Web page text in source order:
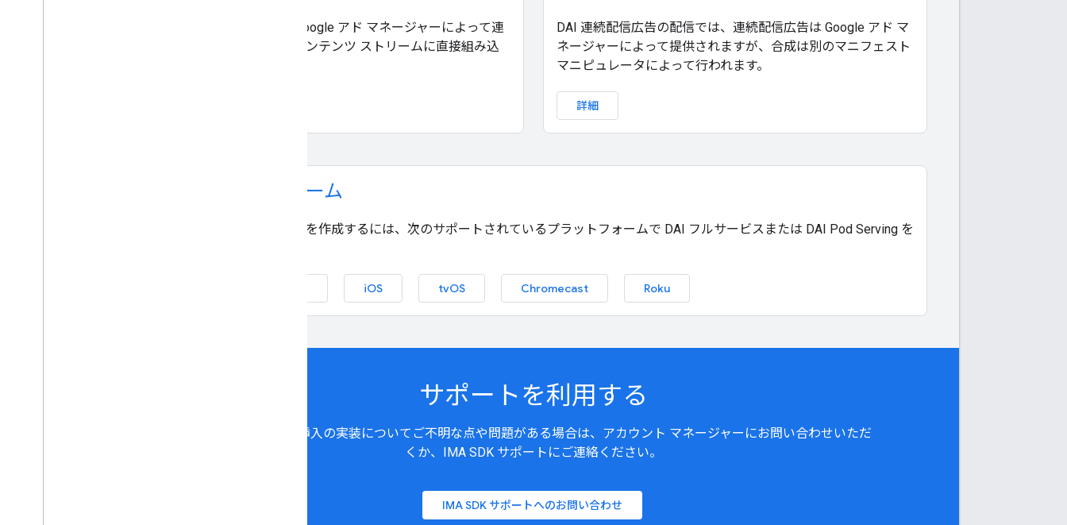
フルサービス DAI では、Google アド マネージャーによって連
続配信広告が選択され、コンテンツ ストリームに直接組み込
DAI 連続配信広告の配信では、連続配信広告は Google アド マ
ネージャーによって提供されますが、合成は別のマニフェスト
マニピュレータによって行われます。
詳細
対応プラットフォーム
コンテンツのカスタム統合を作成するには、次のサポートされているプラットフォームで DAI フルサービスまたは DAI Pod Serving を
iOS tvOS Chromecast Roku
サポートを利用する
ダイナミック広告挿入の実装についてご不明な点や問題がある場合は、アカウント マネージャーにお問い合わせいただ
くか、IMA SDK サポートにご連絡ください。
IMA SDK サポートへのお問い合わせ